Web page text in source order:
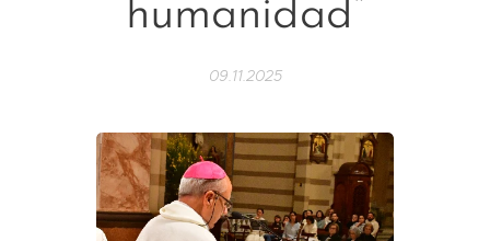
humanidad”
09.11.2025